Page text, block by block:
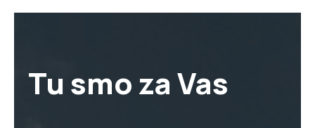
Tu smo za Vas